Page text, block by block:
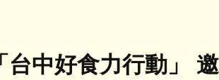
中好食力行動」